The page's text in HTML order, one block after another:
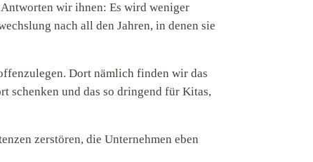
wir ihnen: Es wird weniger
nach all den Jahren, in denen sie
Dort nämlich finden wir das
schenken und das so dringend für Kitas,
zerstören, die Unternehmen eben